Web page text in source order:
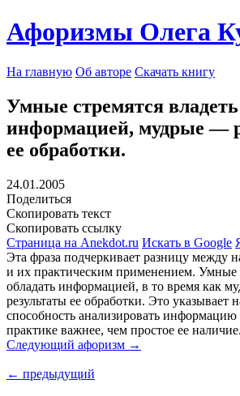
Афоризмы Олега
На главную Об авторе Скачать книгу
Умные стремятся владеть
информацией, мудрые —
ее обработки.
24.01.2005
Поделиться
Скопировать текст
Скопировать ссылку
Страница на Anekdot.ru Искать в Google
Эта фраза подчеркивает разницу между
и их практическим применением. Умные
обладать информацией, в то время как
результаты ее обработки. Это указывает
способность анализировать информацию
практике важнее, чем простое ее наличие.
Следующий афоризм →
← предыдущий